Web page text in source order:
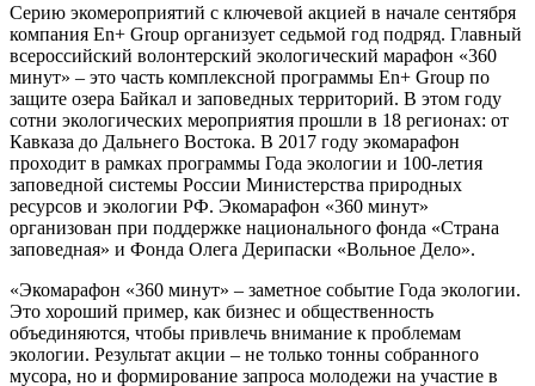
Серию экомероприятий с ключевой акцией в начале сентября
компания En+ Group организует седьмой год подряд. Главный
всероссийский волонтерский экологический марафон «360
минут» – это часть комплексной программы En+ Group по
защите озера Байкал и заповедных территорий. В этом году
сотни экологических мероприятия прошли в 18 регионах: от
Кавказа до Дальнего Востока. В 2017 году экомарафон
проходит в рамках программы Года экологии и 100-летия
заповедной системы России Министерства природных
ресурсов и экологии РФ. Экомарафон «360 минут»
организован при поддержке национального фонда «Страна
заповедная» и Фонда Олега Дерипаски «Вольное Дело».
«Экомарафон «360 минут» – заметное событие Года экологии.
Это хороший пример, как бизнес и общественность
объединяются, чтобы привлечь внимание к проблемам
экологии. Результат акции – не только тонны собранного
мусора, но и формирование запроса молодежи на участие в